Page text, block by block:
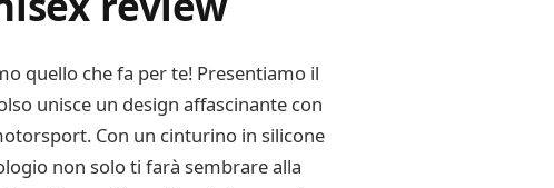
quello che fa per te! Presentiamo il
unisce un design affascinante con
Con un cinturino in silicone
non solo ti farà sembrare alla